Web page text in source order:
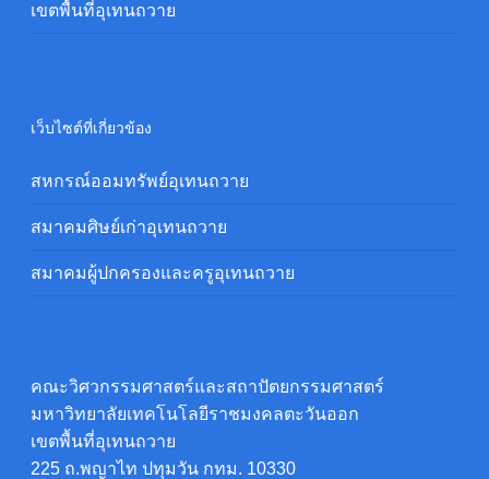
เขตพื้นที่อุเทนถวาย
เว็บไซต์ที่เกี่ยวข้อง
สหกรณ์ออมทรัพย์อุเทนถวาย
สมาคมศิษย์เก่าอุเทนถวาย
สมาคมผู้ปกครองและครูอุเทนถวาย
คณะวิศวกรรมศาสตร์และสถาปัตยกรรมศาสตร์
มหาวิทยาลัยเทคโนโลยีราชมงคลตะวันออก
เขตพื้นที่อุเทนถวาย
225 ถ.พญาไท ปทุมวัน กทม. 10330